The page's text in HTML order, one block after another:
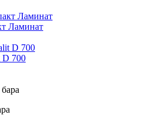
Ламинат
D 700